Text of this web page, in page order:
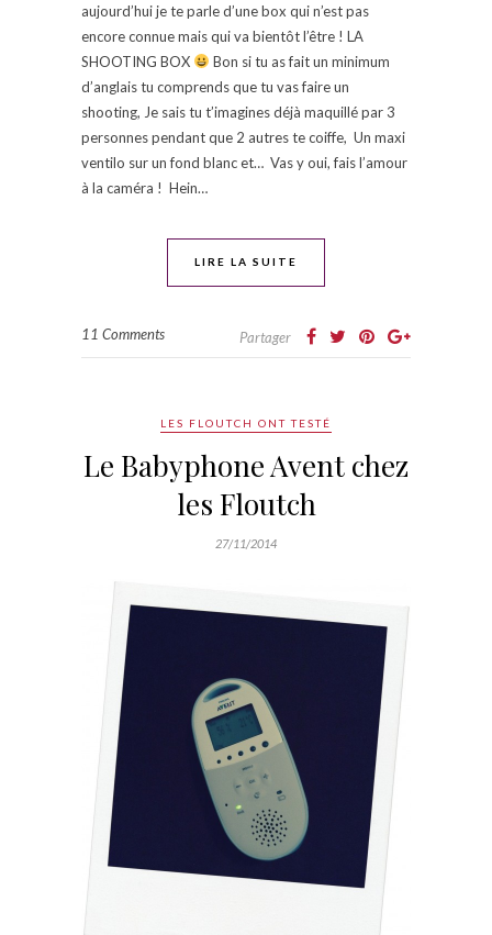
aujourd’hui je te parle d’une box qui n’est pas
encore connue mais qui va bientôt l’être ! LA
SHOOTING BOX
Bon si tu as fait un minimum
d’anglais tu comprends que tu vas faire un
shooting, Je sais tu t’imagines déjà maquillé par 3
personnes pendant que 2 autres te coiffe, Un maxi
ventilo sur un fond blanc et… Vas y oui, fais l’amour
à la caméra ! Hein…
LIRE LA SUITE
11 Comments Partager
LES FLOUTCH ONT TESTÉ
Le Babyphone Avent chez
les Floutch
27/11/2014